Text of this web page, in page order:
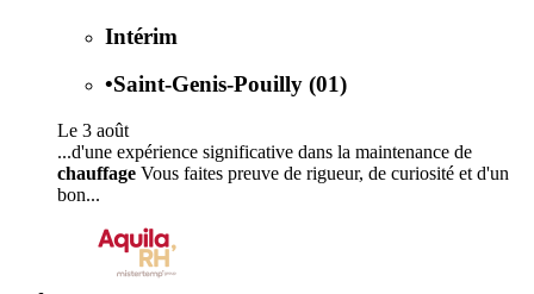
Intérim
•Saint-Genis-Pouilly (01)
Le 3 août
...d'une expérience significative dans la maintenance de
chauffage Vous faites preuve de rigueur, de curiosité et d'un
bon...